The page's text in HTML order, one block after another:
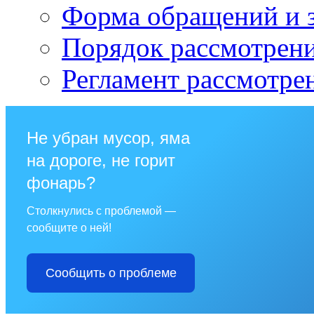
Форма обращений и
Порядок
Регламент
Не убран мусор, яма
на дороге, не горит
фонарь?
Столкнулись с проблемой —
сообщите о ней!
Сообщить о проблеме